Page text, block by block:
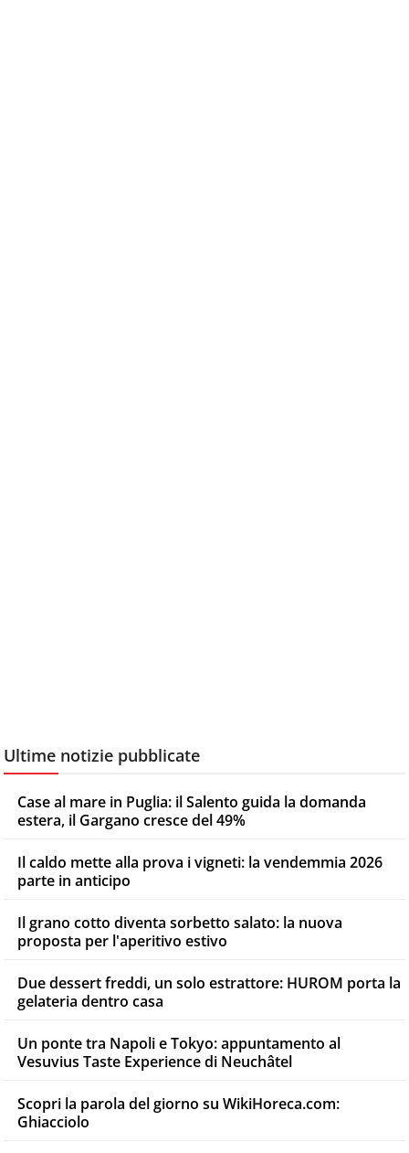
Ultime notizie pubblicate
Case al mare in Puglia: il Salento guida la domanda
estera, il Gargano cresce del 49%
Il caldo mette alla prova i vigneti: la vendemmia 2026
parte in anticipo
Il grano cotto diventa sorbetto salato: la nuova
proposta per l'aperitivo estivo
Due dessert freddi, un solo estrattore: HUROM porta la
gelateria dentro casa
Un ponte tra Napoli e Tokyo: appuntamento al
Vesuvius Taste Experience di Neuchâtel
Scopri la parola del giorno su WikiHoreca.com:
Ghiacciolo